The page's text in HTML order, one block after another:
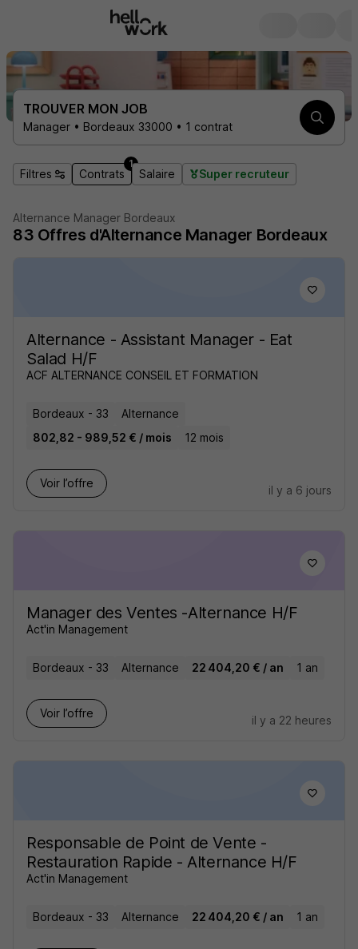
TROUVER MON JOB
Manager • Bordeaux 33000 • 1 contrat
Filtres Contrats
1
Salaire Super recruteur
Alternance Manager Bordeaux
83 Offres d'Alternance Manager Bordeaux
Alternance - Assistant Manager - Eat
Salad H/F
ACF ALTERNANCE CONSEIL ET FORMATION
Bordeaux - 33
Alternance
802,82 - 989,52 € / mois
12 mois
Voir l’offre
il y a 6 jours
Manager des Ventes -Alternance H/F
Act'in Management
Bordeaux - 33 Alternance 22 404,20 € / an 1 an
Voir l’offre
il y a 22 heures
Responsable de Point de Vente -
Restauration Rapide - Alternance H/F
Act'in Management
Bordeaux - 33 Alternance 22 404,20 € / an 1 an